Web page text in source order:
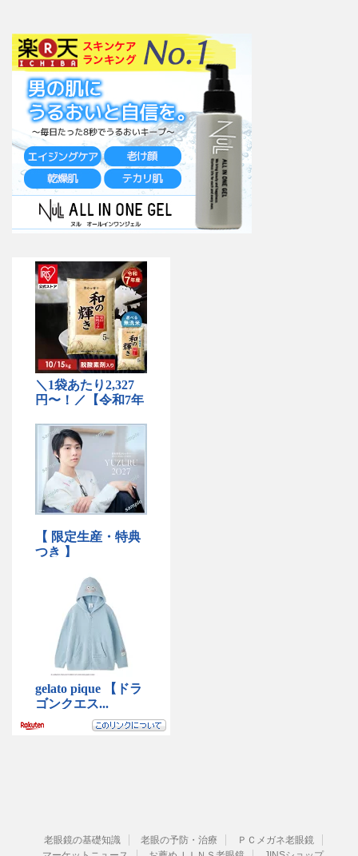
老眼鏡の基礎知識 老眼の予防・治療
ＰＣメガネ老眼鏡